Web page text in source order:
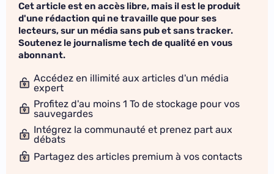
Cet article est en accès libre, mais il est le produit
d'une rédaction qui ne travaille que pour ses
lecteurs, sur un média sans pub et sans tracker.
Soutenez le journalisme tech de qualité en vous
abonnant.
Accédez en illimité aux articles d'un média
expert
Profitez d'au moins 1 To de stockage pour vos
sauvegardes
Intégrez la communauté et prenez part aux
débats
Partagez des articles premium à vos contacts